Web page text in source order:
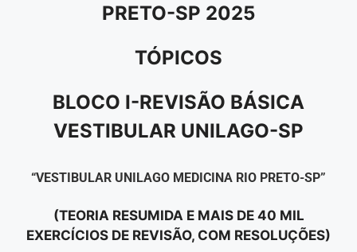
PRETO-SP 2025
TÓPICOS
BLOCO I-REVISÃO BÁSICA
VESTIBULAR UNILAGO-SP
“VESTIBULAR UNILAGO MEDICINA RIO PRETO-SP”
(TEORIA RESUMIDA E MAIS DE 40 MIL
EXERCÍCIOS DE REVISÃO, COM RESOLUÇÕES)